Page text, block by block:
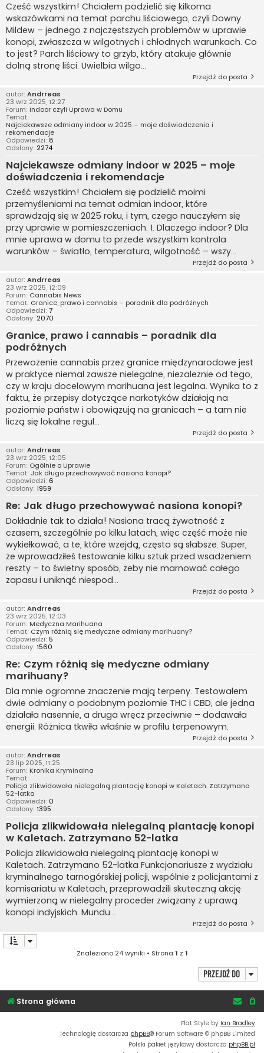
Cześć wszystkim! Chciałem podzielić się kilkoma
wskazówkami na temat parchu liściowego, czyli Downy
Mildew – jednego z najczęstszych problemów w uprawie
konopi, zwłaszcza w wilgotnych i chłodnych warunkach. Co
to jest? Parch liściowy to grzyb, który atakuje głównie
dolną stronę liści. Uwielbia wilgo...
Przejdź do posta
autor: Andrreas
23 wrz 2025, 12:27
Forum: Indoor czyli Uprawa w Domu
Temat:
Najciekawsze odmiany indoor w 2025 – moje doświadczenia i
rekomendacje
Odpowiedzi: 8
Odsłony: 2274
Najciekawsze odmiany indoor w 2025 – moje
doświadczenia i rekomendacje
Cześć wszystkim! Chciałem się podzielić moimi
przemyśleniami na temat odmian indoor, które
sprawdzają się w 2025 roku, i tym, czego nauczyłem się
przy uprawie w pomieszczeniach. 1. Dlaczego indoor? Dla
mnie uprawa w domu to przede wszystkim kontrola
warunków – światło, temperatura, wilgotność – wszy...
Przejdź do posta
autor: Andrreas
23 wrz 2025, 12:09
Forum: Cannabis News
Temat: Granice, prawo i cannabis – poradnik dla podróżnych
Odpowiedzi: 7
Odsłony: 2070
Granice, prawo i cannabis – poradnik dla
podróżnych
Przewożenie cannabis przez granice międzynarodowe jest
w praktyce niemal zawsze nielegalne, niezależnie od tego,
czy w kraju docelowym marihuana jest legalna. Wynika to z
faktu, że przepisy dotyczące narkotyków działają na
poziomie państw i obowiązują na granicach – a tam nie
liczą się lokalne regul...
Przejdź do posta
autor: Andrreas
23 wrz 2025, 12:05
Forum: Ogólnie o Uprawie
Temat: Jak długo przechowywać nasiona konopi?
Odpowiedzi: 6
Odsłony: 1959
Re: Jak długo przechowywać nasiona konopi?
Dokładnie tak to działa! Nasiona tracą żywotność z
czasem, szczególnie po kilku latach, więc część może nie
wykiełkować, a te, które wzejdą, często są słabsze. Super,
że wprowadziłeś testowanie kilku sztuk przed wsadzeniem
reszty – to świetny sposób, żeby nie marnować całego
zapasu i uniknąć niespod...
Przejdź do posta
autor: Andrreas
23 wrz 2025, 12:03
Forum: Medyczna Marihuana
Temat: Czym różnią się medyczne odmiany marihuany?
Odpowiedzi: 5
Odsłony: 1560
Re: Czym różnią się medyczne odmiany
marihuany?
Dla mnie ogromne znaczenie mają terpeny. Testowałem
dwie odmiany o podobnym poziomie THC i CBD, ale jedna
działała nasennie, a druga wręcz przeciwnie – dodawała
energii. Różnica tkwiła właśnie w profilu terpenowym.
Przejdź do posta
autor: Andrreas
23 lip 2025, 11:25
Forum: Kronika Kryminalna
Temat:
Policja zlikwidowała nielegalną plantację konopi w Kaletach. Zatrzymano
52-latka
Odpowiedzi: 0
Odsłony: 1395
Policja zlikwidowała nielegalną plantację konopi
w Kaletach. Zatrzymano 52-latka
Policja zlikwidowała nielegalną plantację konopi w
Kaletach. Zatrzymano 52-latka Funkcjonariusze z wydziału
kryminalnego tarnogórskiej policji, wspólnie z policjantami z
komisariatu w Kaletach, przeprowadzili skuteczną akcję
wymierzoną w nielegalny proceder związany z uprawą
konopi indyjskich. Mundu...
Przejdź do posta
Znaleziono 24 wyniki • Strona 1 z 1
Przejdź do
Strona główna
Flat Style by Ian Bradley
Technologię dostarcza phpBB® Forum Software © phpBB Limited
Polski pakiet językowy dostarcza phpBB.pl